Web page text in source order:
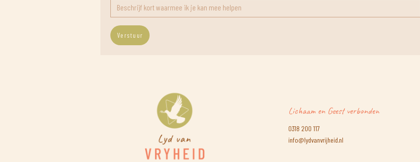
Lichaam en Geest verbonden
0318 200 117
info@lydvanvrijheid.nl